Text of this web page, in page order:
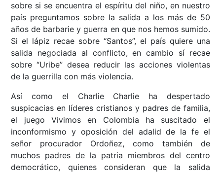
sobre si se encuentra el espíritu del niño, en nuestro
país preguntamos sobre la salida a los más de 50
años de barbarie y guerra en que nos hemos sumido.
Si el lápiz recae sobre “Santos”, el país quiere una
salida negociada al conflicto, en cambio sí recae
sobre “Uribe” desea reducir las acciones violentas
de la guerrilla con más violencia.
Así como el Charlie Charlie ha despertado
suspicacias en líderes cristianos y padres de familia,
el juego Vivimos en Colombia ha suscitado el
inconformismo y oposición del adalid de la fe el
señor procurador Ordoñez, como también de
muchos padres de la patria miembros del centro
democrático, quienes consideran que la salida